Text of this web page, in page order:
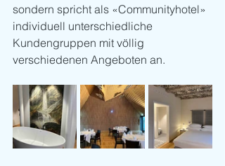
sondern spricht als «Communityhotel»
individuell unterschiedliche
Kundengruppen mit völlig
verschiedenen Angeboten an.